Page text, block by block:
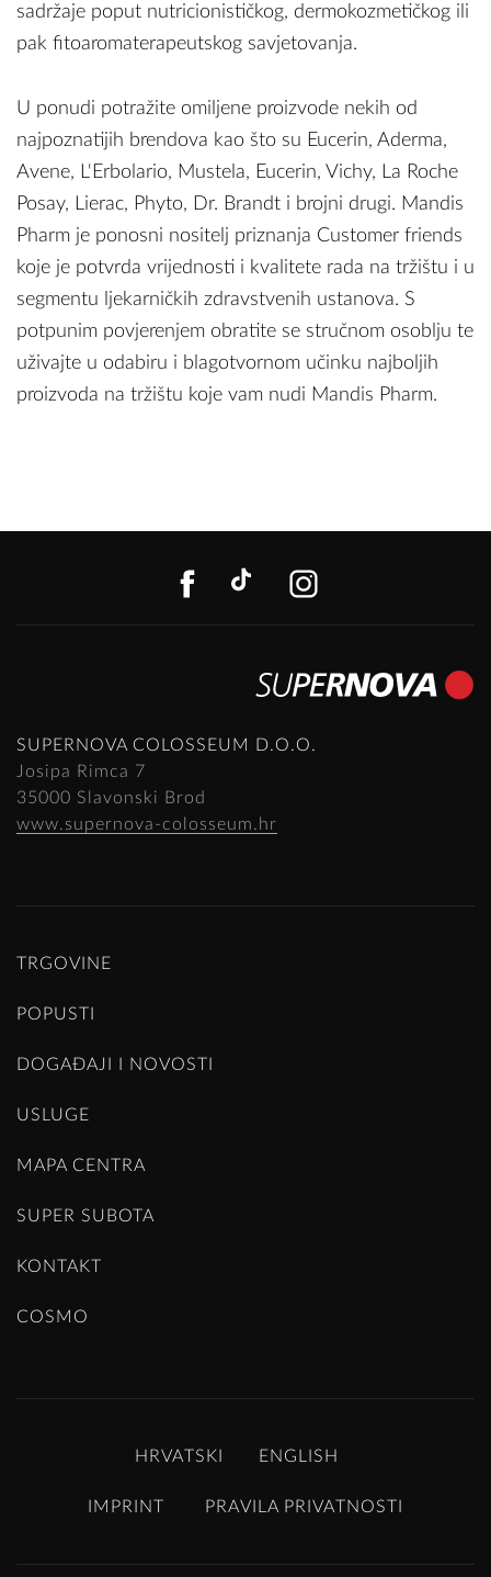
sadržaje poput nutricionističkog, dermokozmetičkog ili
pak fitoaromaterapeutskog savjetovanja.
U ponudi potražite omiljene proizvode nekih od
najpoznatijih brendova kao što su Eucerin, Aderma,
Avene, L'Erbolario, Mustela, Eucerin, Vichy, La Roche
Posay, Lierac, Phyto, Dr. Brandt i brojni drugi. Mandis
Pharm je ponosni nositelj priznanja Customer friends
koje je potvrda vrijednosti i kvalitete rada na tržištu i u
segmentu ljekarničkih zdravstvenih ustanova. S
potpunim povjerenjem obratite se stručnom osoblju te
uživajte u odabiru i blagotvornom učinku najboljih
proizvoda na tržištu koje vam nudi Mandis Pharm.
TRGOVINE
POPUSTI
DOGAĐAJI I NOVOSTI
USLUGE
MAPA CENTRA
SUPER SUBOTA
KONTAKT
COSMO
FACEBOOK
TIKTOK
SUPERNOVA COLOSSEUM D.O.O.
Josipa Rimca 7
35000 Slavonski Brod
www.supernova-colosseum.hr
HRVATSKI ENGLISH
IMPRINT PRAVILA PRIVATNOSTI